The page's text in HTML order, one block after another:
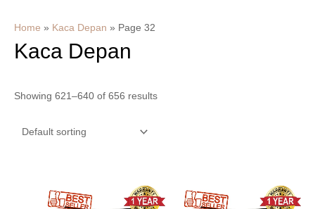
Home » Kaca Depan » Page 32
Kaca Depan
Showing 621–640 of 656 results